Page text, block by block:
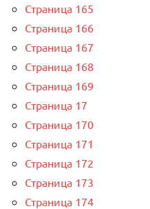
Страница 165
Страница 166
Страница 167
Страница 168
Страница 169
Страница 17
Страница 170
Страница 171
Страница 172
Страница 173
Страница 174